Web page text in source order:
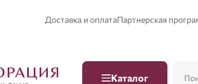
Доставка и оплатаПартнерская
Каталог